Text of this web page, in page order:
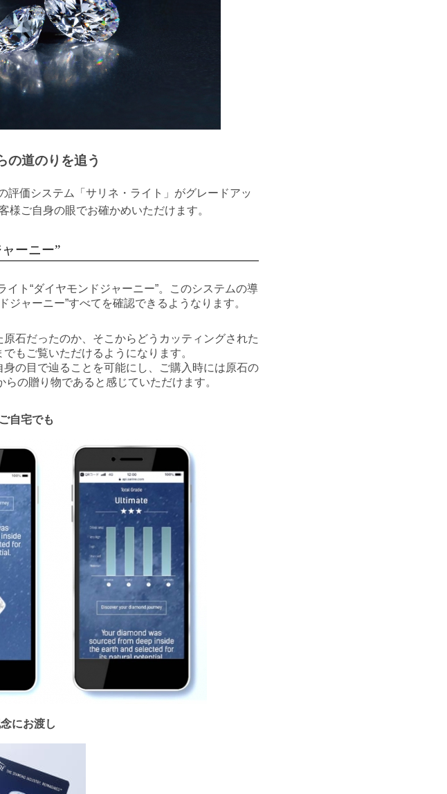
の道のりを追う
価システム「サリネ・ライト」がグレードアッ
様ご自身の眼でお確かめいただけます。
ーニー”
ト“ダイヤモンドジャーニー”。このシステムの導
ャーニー”すべてを確認できるようなります。
石だったのか、そこからどうカッティングされた
もご覧いただけるようになります。
の目で辿ることを可能にし、ご購入時には原石の
の贈り物であると感じていただけます。
自宅でも
にお渡し